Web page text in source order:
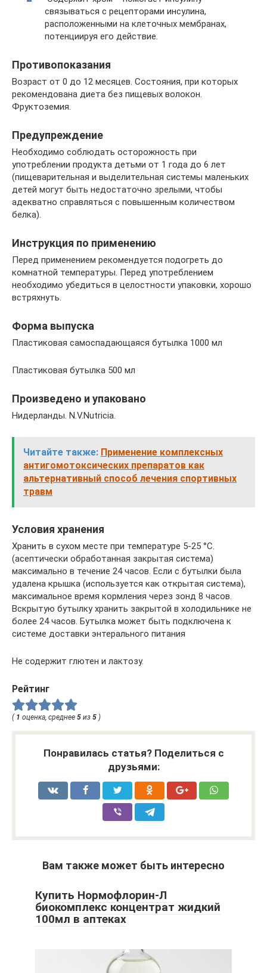
связываться с рецепторами инсулина,
расположенными на клеточных мембранах,
потенциируя его действие.
Противопоказания
Возраст от 0 до 12 месяцев. Состояния, при которых
рекомендована диета без пищевых волокон.
Фруктоземия.
Предупреждение
Необходимо соблюдать осторожность при
употреблении продукта детьми от 1 года до 6 лет
(пищеварительная и выделительная системы маленьких
детей могут быть недостаточно зрелыми, чтобы
адекватно справляться с повышенным количеством
белка).
Инструкция по применению
Перед применением рекомендуется подогреть до
комнатной температуры. Перед употреблением
необходимо убедиться в целостности упаковки, хорошо
встряхнуть.
Форма выпуска
Пластиковая самоспадающаяся бутылка 1000 мл
Пластиковая бутылка 500 мл
Произведено и упаковано
Нидерланды. N.V.Nutricia.
Читайте также: Применение комплексных
антигомотоксических препаратов как
альтернативный способ лечения спортивных
травм
Условия хранения
Хранить в сухом месте при температуре 5-25 °С.
(асептически обработанная закрытая система)
максимально в течение 24 часов. Если с бутылки была
удалена крышка (используется как открытая система),
максимальное время кормления через зонд 8 часов.
Вскрытую бутылку хранить закрытой в холодильнике не
более 24 часов. Бутылка может быть подключена к
системе доставки энтерального питания
Не содержит глютен и лактозу.
Рейтинг
( 1 оценка, среднее 5 из 5 )
Понравилась статья? Поделиться с
друзьями:
Вам также может быть интересно
Купить Нормофлорин-Л
биокомплекс концентрат жидкий
100мл в аптеках